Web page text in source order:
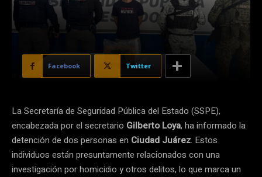
Facebook Twitter
La Secretaría de Seguridad Pública del Estado (SSPE),
encabezada por el secretario Gilberto Loya, ha informado la
detención de dos personas en Ciudad Juárez. Estos
individuos están presuntamente relacionados con una
investigación por homicidio y otros delitos, lo que marca un